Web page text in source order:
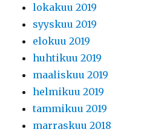
lokakuu 2019
syyskuu 2019
elokuu 2019
huhtikuu 2019
maaliskuu 2019
helmikuu 2019
tammikuu 2019
marraskuu 2018